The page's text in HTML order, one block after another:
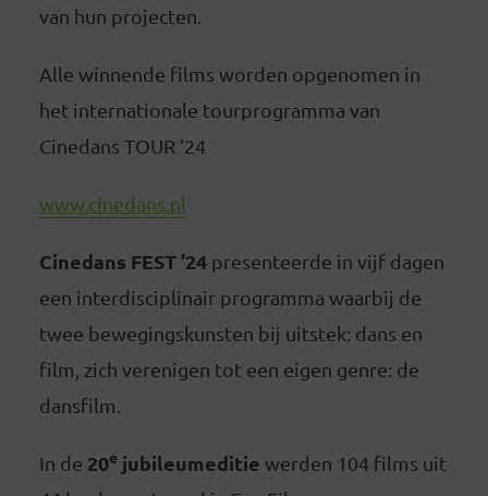
van hun projecten.
Alle winnende films worden opgenomen in
het internationale tourprogramma van
Cinedans TOUR ’24
www.cinedans.nl
Cinedans FEST ’24 presenteerde in vijf dagen
een interdisciplinair programma waarbij de
twee bewegingskunsten bij uitstek: dans en
film, zich verenigen tot een eigen genre: de
dansfilm.
In de 20ejubileumeditie werden 104 films uit